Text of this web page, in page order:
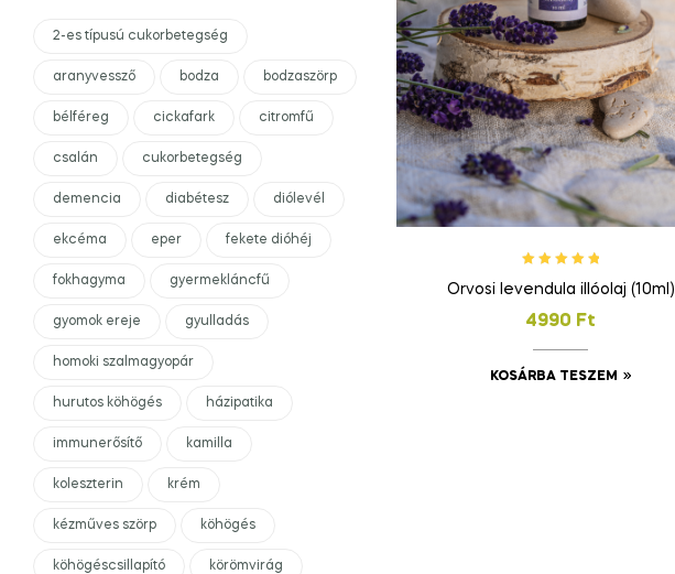
5.00/ 5
Orvosi levendula illóolaj (10ml)
4990 Ft
KOSÁRBA TESZEM
2-es típusú cukorbetegség
aranyvessző bodza bodzaszörp
bélféreg cickafark citromfű
csalán cukorbetegség
demencia diabétesz diólevél
ekcéma eper fekete dióhéj
fokhagyma gyermekláncfű
gyomok ereje gyulladás
homoki szalmagyopár
hurutos köhögés házipatika
immunerősítő kamilla
koleszterin krém
kézműves szörp köhögés
köhögéscsillapító körömvirág